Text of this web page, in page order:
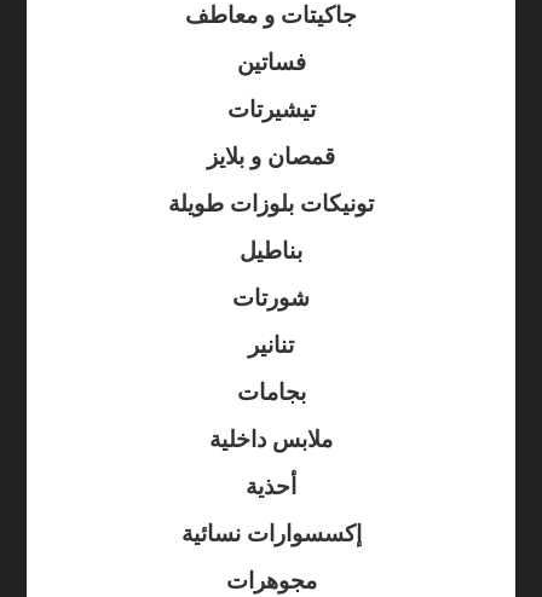
جاكيتات و معاطف
فساتين
تيشيرتات
قمصان و بلايز
تونيكات بلوزات طويلة
بناطيل
شورتات
تنانير
بجامات
ملابس داخلية
أحذية
إكسسوارات نسائية
مجوهرات